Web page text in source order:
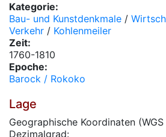
Kategorie:
Bau- und Kunstdenkmale /
Verkehr / Kohlenmeiler
Zeit:
1760-1810
Epoche:
Barock / Rokoko
Lage
Geographische Koordinaten
Dezimalgrad: